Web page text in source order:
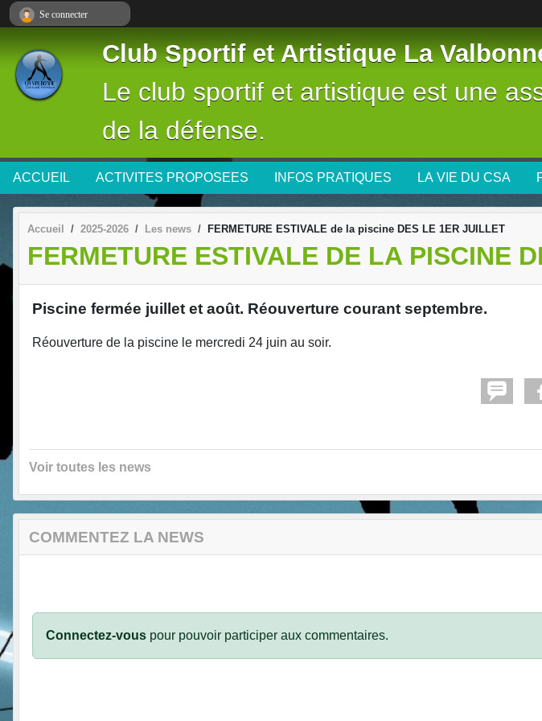
Club Sportif et Artistique La
Le club sportif et artistique est une
de la défense.
ACCUEIL ACTIVITES PROPOSEES INFOS PRATIQUES LA VIE DU CSA
Accueil 2025-2026 Les news FERMETURE ESTIVALE de la piscine DES LE 1ER JUILLET
FERMETURE ESTIVALE DE LA PISCINE
Piscine fermée juillet et août. Réouverture courant septembre.
Réouverture de la piscine le mercredi 24 juin au soir.
Voir toutes les news
COMMENTEZ LA NEWS
Connectez-vous pour pouvoir participer aux commentaires.
Se connecter
Panneau de gestion des cookies